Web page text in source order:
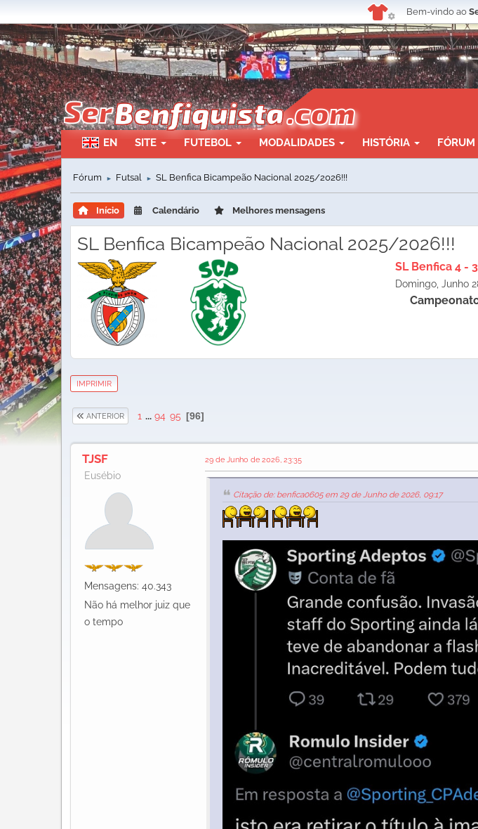
Bem-vindo ao
EN SITE FUTEBOL MODALIDADES HISTÓRIA FÓRUM
Fórum ► Futsal ► SL Benfica Bicampeão Nacional 2025/2026!!!
Início Calendário Melhores mensagens
SL Benfica Bicampeão Nacional 2025/2026!!!
SL Benfica 4 -
Domingo, Junho
IMPRIMIR
ANTERIOR 1 ... 94 95 96
TJSF
Eusébio
Mensagens: 40.343
Não há melhor juiz que
o tempo
29 de Junho de 2026, 23:35
Citação de: benfica0605 em 29 de Junho de 2026, 09:17